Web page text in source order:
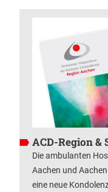
ACD-Region &
Die ambulanten
Aachen und
eine neue